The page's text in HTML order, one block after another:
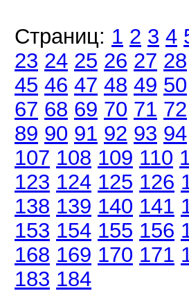
Страниц: 1 2 3 4
23 24 25 26 27 28
45 46 47 48 49 50
67 68 69 70 71 72
89 90 91 92 93 94
107 108 109 110
123 124 125 126
138 139 140 141
153 154 155 156
168 169 170 171
183 184